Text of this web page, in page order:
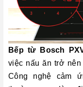
Bếp từ Bosch
việc nấu ăn trở nên
Công nghệ cảm